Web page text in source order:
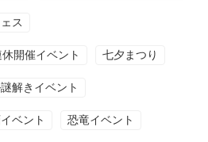
ス
開催イベント 七夕まつり
解きイベント
ベント 恐竜イベント